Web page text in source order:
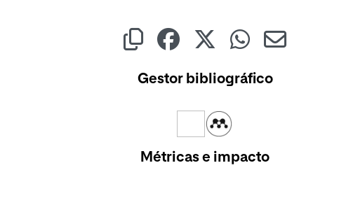
Gestor bibliográfico
Métricas e impacto